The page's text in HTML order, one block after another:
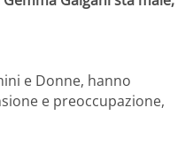
e Donne, hanno
e preoccupazione,